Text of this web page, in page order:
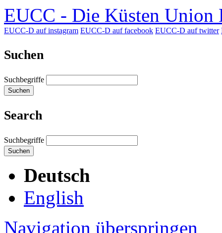
EUCC - Die Küsten Union
EUCC-D auf instagram EUCC-D auf facebook EUCC-D auf twitter
Suchen
Suchbegriffe
Suchen
Search
Suchbegriffe
Suchen
Deutsch
English
Navigation überspringen